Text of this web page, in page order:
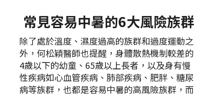
常見容易中暑的6大風險族群
除了處於溫度、濕度過高的族群和過度運動之
外，何松穎醫師也提醒，身體散熱機制較差的
4歲以下的幼童、65歲以上長者，以及身有慢
性疾病如心血管疾病、肺部疾病、肥胖、糖尿
病等族群，也都是容易中暑的高風險族群，而